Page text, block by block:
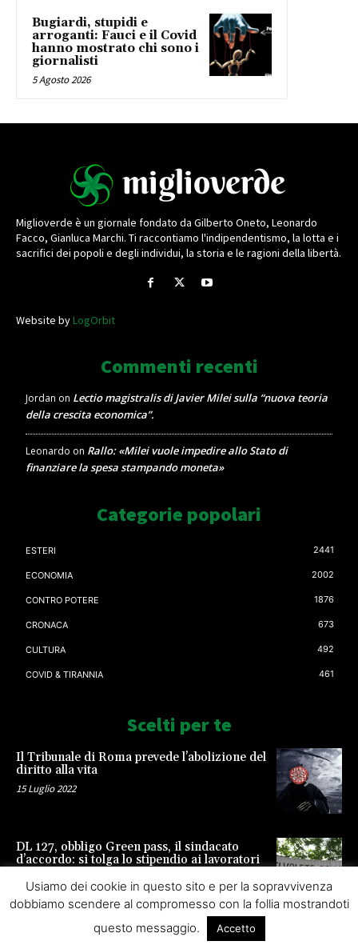
Bugiardi, stupidi e
arroganti: Fauci e il Covid
hanno mostrato chi sono i
giornalisti
5 Agosto 2026
Miglioverde è un giornale fondato da Gilberto Oneto, Leonardo
Facco, Gianluca Marchi. Ti raccontiamo l'indipendentismo, la lotta e i
sacrifici dei popoli e degli individui, la storia e le ragioni della libertà.
Website byLogOrbit
Commenti recenti
Jordan on Lectio magistralis di Javier Milei sulla “nuova teoria
della crescita economica”.
Leonardo on Rallo: «Milei vuole impedire allo Stato di
finanziare la spesa stampando moneta»
Categorie popolari
ESTERI 2441
ECONOMIA 2002
CONTRO POTERE 1876
CRONACA 673
CULTURA 492
COVID & TIRANNIA 461
Scelti per te
Il Tribunale di Roma prevede l’abolizione del
diritto alla vita
15 Luglio 2022
DL 127, obbligo Green pass, il sindacato
d’accordo: si tolga lo stipendio ai lavoratori
Usiamo dei cookie in questo sito e per la sopravvivenza
dobbiamo scendere al compromesso con la follia mostrandoti
questo messaggio.
Accetto